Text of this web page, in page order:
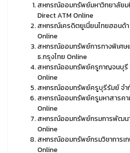
สหกรณ์ออมทรัพย์มหาวิทยาลัย
Direct ATM Online
สหกรณ์เครดิตยูเนี่ยนไทยฮอน
Online
สหกรณ์ออมทรัพย์การทางพิเศษ
ธ.กรุงไทย Online
สหกรณ์ออมทรัพย์ครูกาญจนบุรี
Online
สหกรณ์ออมทรัพย์ครูบุรีรัมย์ จ
สหกรณ์ออมทรัพย์ครูมหาสารค
Online
สหกรณ์ออมทรัพย์กรมการพัฒน
Online
สหกรณ์ออมทรัพย์กรมวิชาการเ
Online